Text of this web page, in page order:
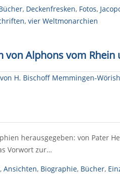
, Deckenfresken, Fotos,
, vier Weltmonarchien
Alphons vom Rhein
herausgegeben: von Pater
Vorwort zur…
, Ansichten, Biographie, Bücher,